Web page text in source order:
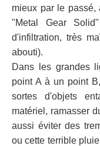
mieux par le passé,
"Metal Gear
d'infiltration, très
abouti).
Dans les grandes
point A à un point
sortes d'objets
matériel, ramasser
aussi éviter des
ou cette terrible